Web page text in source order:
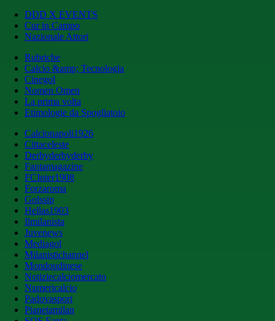
DDD X EVENTS
Cur in Campo
Nazionale Attori
Rubriche
Calcio &amp; Tecnologia
Cinegol
Nomen Omen
La prima volta
Etimologie da Spogliatoio
Calcionapoli1926
Cittaceleste
Derbyderbyderby
Fantamagazine
FCInter1908
Forzaroma
Golssip
Hellas1903
Ilmilanista
Juvenews
Mediagol
Milanistichannel
Mondoudinese
Notiziecalciomercato
Numericalcio
Padovasport
Pianetamilan